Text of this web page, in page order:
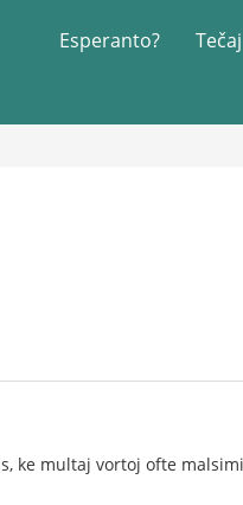
Esperanto? Tečaj
ke multaj vortoj ofte